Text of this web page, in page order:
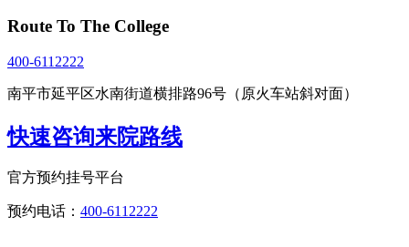
Route To The College
400-6112222
南平市延平区水南街道横排路96号（原火车站斜对面）
快速咨询来院路线
官方预约挂号平台
预约电话： 400-6112222